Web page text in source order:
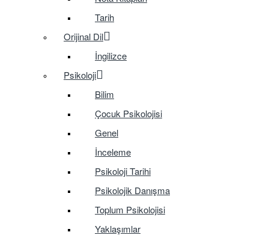
Tarih
Orijinal Dil
İngilizce
Psikoloji
Bilim
Çocuk Psikolojisi
Genel
İnceleme
Psikoloji Tarihi
Psikolojik Danışma
Toplum Psikolojisi
Yaklaşımlar